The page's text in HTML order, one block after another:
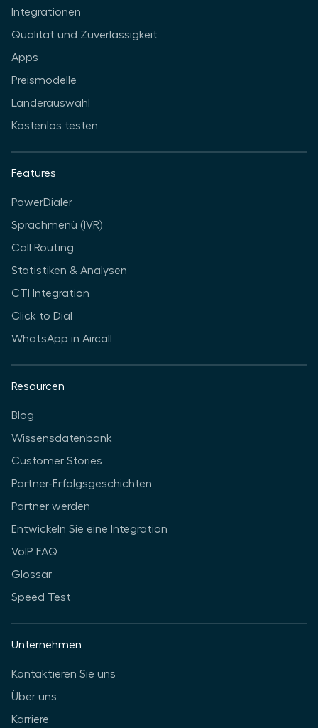
Integrationen
Qualität und Zuverlässigkeit
Apps
Preismodelle
Länderauswahl
Kostenlos testen
Features
PowerDialer
Sprachmenü (IVR)
Call Routing
Statistiken & Analysen
CTI Integration
Click to Dial
WhatsApp in Aircall
Resourcen
Blog
Wissensdatenbank
Customer Stories
Partner-Erfolgsgeschichten
Partner werden
Entwickeln Sie eine Integration
VoIP FAQ
Glossar
Speed Test
Unternehmen
Kontaktieren Sie uns
Über uns
Karriere